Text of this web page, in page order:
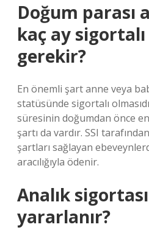
Doğum parası
kaç ay
gerekir?
En önemli şart anne veya
statüsünde sigortalı
süresinin doğumdan önce
şartı da vardır. SSI
şartları sağlayan
aracılığıyla ödenir.
Analık
yararlanır?